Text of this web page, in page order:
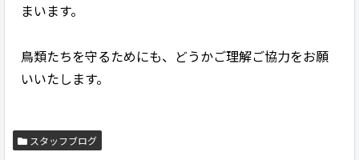
まいます。
鳥類たちを守るためにも、どうかご理解ご協力をお願
いいたします。
スタッフブログ